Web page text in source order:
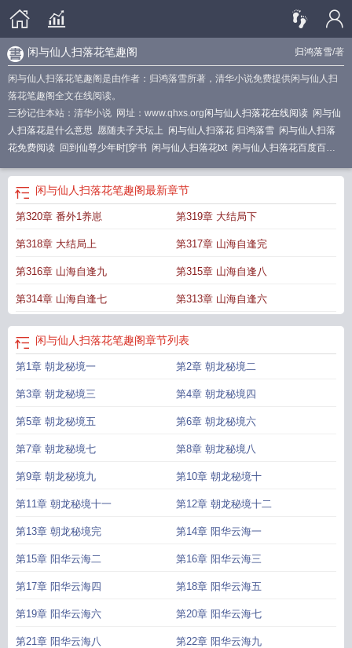
归鸿落雪/著
闲与仙人扫落花笔趣阁
闲与仙人扫落花笔趣阁是由作者：归鸿落雪所著，清华小说免费提供闲与仙人扫
落花笔趣阁全文在线阅读。
三秒记住本站：清华小说 网址：www.qhxs.org闲与仙人扫落花在线阅读 闲与仙
人扫落花是什么意思 愿随夫子天坛上 闲与仙人扫落花 归鸿落雪 闲与仙人扫落
花免费阅读 回到仙尊少年时[穿书 闲与仙人扫落花txt 闲与仙人扫落花百度百
闲与仙人扫落花TXT 闲与仙人扫落花李白
尊他谁都不爱
吗仙道第一小白脸闲与仙人扫落花多少字闲与仙人扫落花归鸿落雪百度
txt闲与仙人扫落花完结了吗 闲与仙人扫落花全文阅读闲与仙人扫落花晋江
与仙人扫落花 归鸿落雪晋江
闲与仙人扫落花笔趣阁最新章节
第320章 番外1养崽 第319章 大结局下
第318章 大结局上 第317章 山海自逢完
第316章 山海自逢九 第315章 山海自逢八
第314章 山海自逢七 第313章 山海自逢六
闲与仙人扫落花笔趣阁章节列表
第1章 朝龙秘境一 第2章 朝龙秘境二
第3章 朝龙秘境三 第4章 朝龙秘境四
第5章 朝龙秘境五 第6章 朝龙秘境六
第7章 朝龙秘境七 第8章 朝龙秘境八
第9章 朝龙秘境九 第10章 朝龙秘境十
第11章 朝龙秘境十一 第12章 朝龙秘境十二
第13章 朝龙秘境完 第14章 阳华云海一
第15章 阳华云海二 第16章 阳华云海三
第17章 阳华云海四 第18章 阳华云海五
第19章 阳华云海六 第20章 阳华云海七
第21章 阳华云海八 第22章 阳华云海九